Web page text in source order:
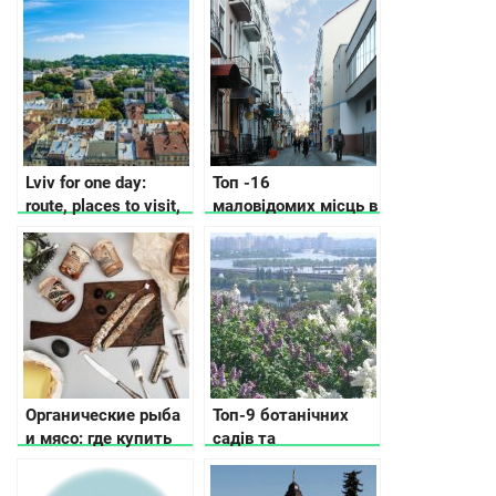
Lviv for one day:
route, places to visit,
where to eat and what
to look
Топ -16
маловідомих місць в
Тернополі, що
подивитись, куди
піти, де зупинитись
Органические рыба
и мясо: где купить
украинского
Топ-9 ботанічних
садів та
ладшафтних парків
в Києві та поблизу